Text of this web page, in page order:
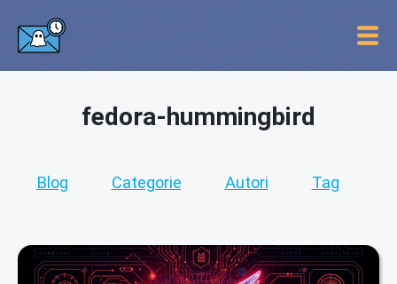
fedora-hummingbird
Blog Categorie Autori Tag